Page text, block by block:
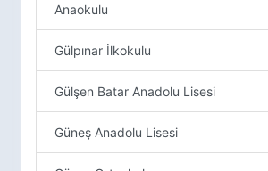
Anaokulu
Gülpınar İlkokulu
Gülşen Batar Anadolu Lisesi
Güneş Anadolu Lisesi